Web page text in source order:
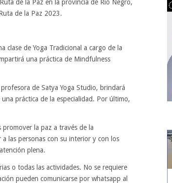
de la Paz en la provincia de Río Negro,
de la Paz 2023.
clase de Yoga Tradicional a cargo de la
una práctica de Mindfulness
de Satya Yoga Studio, brindará
práctica de la especialidad. Por último,
la paz a través de la
las personas con su interior y con los
plena.
o todas las actividades. No se requiere
pueden comunicarse por whatsapp al